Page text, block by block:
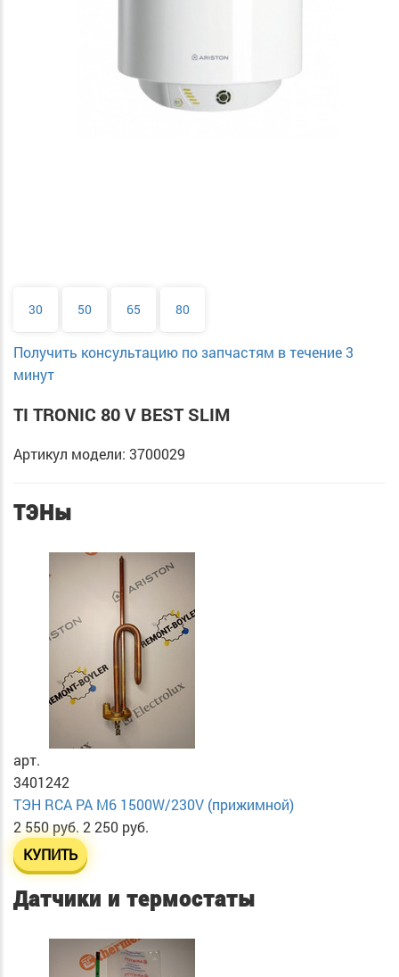
30 50 65 80
Получить консультацию по запчастям в течение 3
минут
TI TRONIC 80 V BEST SLIM
Артикул модели: 3700029
ТЭНы
арт.
3401242
ТЭН RСА PA М6 1500W/230V (прижимной)
2 550 руб. 2 250 руб.
КУПИТЬ
Датчики и термостаты